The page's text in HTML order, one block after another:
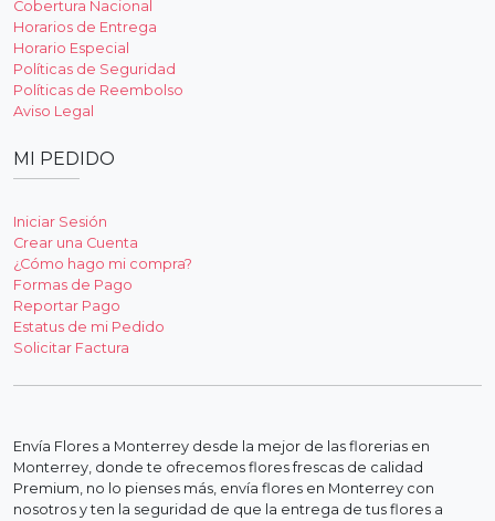
Cobertura Nacional
Horarios de Entrega
Horario Especial
Políticas de Seguridad
Políticas de Reembolso
Aviso Legal
MI PEDIDO
Iniciar Sesión
Crear una Cuenta
¿Cómo hago mi compra?
Formas de Pago
Reportar Pago
Estatus de mi Pedido
Solicitar Factura
Envía Flores a Monterrey desde la mejor de las florerias en
Monterrey, donde te ofrecemos flores frescas de calidad
Premium, no lo pienses más, envía flores en Monterrey con
nosotros y ten la seguridad de que la entrega de tus flores a